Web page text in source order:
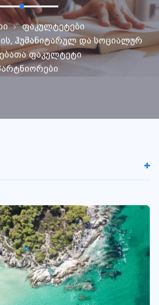
ფაკულტეტები
ჰუმანიტარულ და სოციალურ
ფაკულტეტი